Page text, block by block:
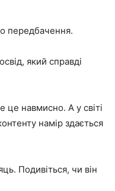
передбачення.
який справді
навмисно. А у світі
намір здається
Подивіться, чи він